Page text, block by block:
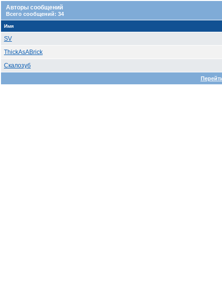
Авторы сообщений
Всего сообщений: 34
Имя
SV
ThickAsABrick
Скалозуб